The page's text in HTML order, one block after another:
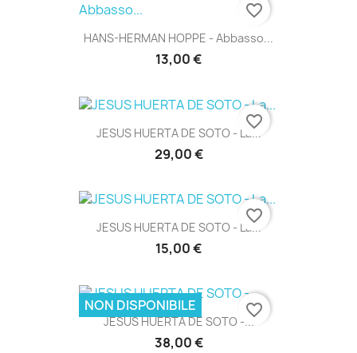
HANS-HERMAN HOPPE - Abbasso...
13,00 €
favorite_border
JESUS HUERTA DE SOTO - La...
29,00 €
favorite_border
JESUS HUERTA DE SOTO - La...
15,00 €
favorite_border
JESUS HUERTA DE SOTO -...
38,00 €
NON DISPONIBILE favorite_border